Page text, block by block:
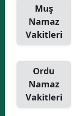
Muş
Namaz
Vakitleri
Ordu
Namaz
Vakitleri